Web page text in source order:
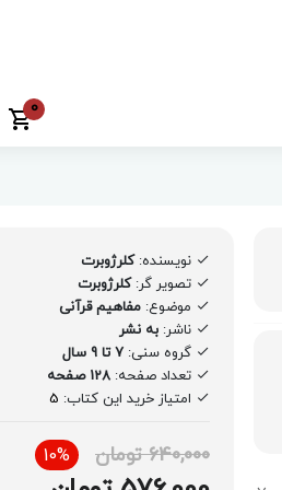
0
نویسنده:کلرژوبرت
تصویر گر:کلرژوبرت
موضوع: مفاهیم قرآنی
ناشر: به نشر
گروه سنی: 7 تا 9 سال
تعداد صفحه: 128 صفحه
امتیاز خرید این کتاب: 5
640,000 تومان 10%